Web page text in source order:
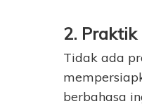
2. Praktik
Tidak ada
berbahasa